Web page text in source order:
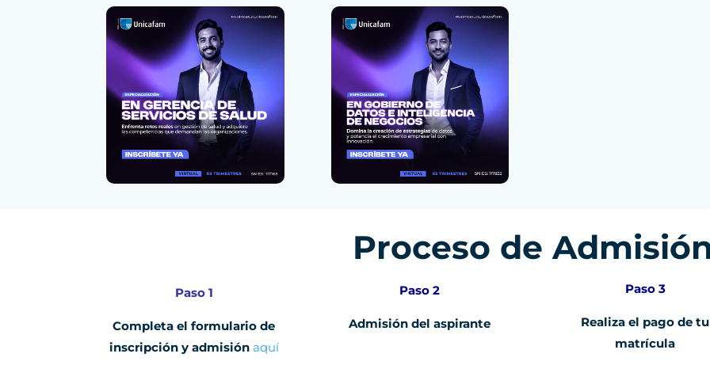
Proceso de
Paso 1
Completa el formulario de
inscripción y admisión aquí
Paso 2
Admisión del aspirante
Paso 3
Realiza el pago de tu
matrícula